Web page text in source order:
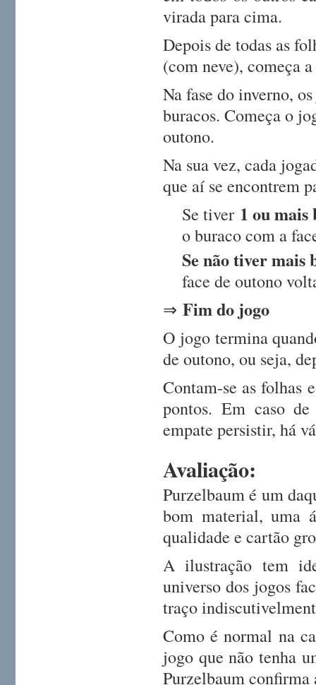
virada para cima.
Depois de todas as
(com neve), começa
Na fase do inverno,
buracos. Começa o
outono.
Na sua vez, cada
que aí se encontrem
Se tiver 1 ou mais
o buraco com a
Se não tiver mais
face de outono
⇒Fim do jogo
O jogo termina
de outono, ou seja,
Contam-se as folhas
pontos. Em caso
empate persistir, há
Avaliação:
Purzelbaum é um
bom material, uma
qualidade e cartão
A ilustração tem
universo dos jogos
traço
Como é normal na
jogo que não tenha
Purzelbaum